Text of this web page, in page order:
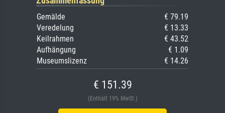
Gemälde
€ 79.19
Veredelung
€ 13.33
Keilrahmen
€ 43.52
Aufhängung
€ 1.09
Museumslizenz
€ 14.26
€ 151.39
(Enthält 19% MwSt.)